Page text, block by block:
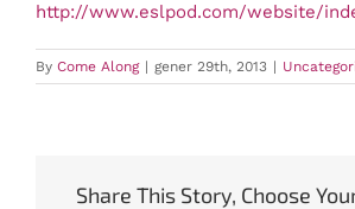
http://www.eslpod.com/website/
By Come Along | gener 29th, 2013 |
Share This Story, Choose